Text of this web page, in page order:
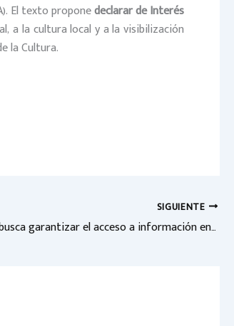
El texto proponedeclarar de Interés
a la cultura local y a la visibilización
la Cultura.
SIGUIENTE
Visto bueno al Proyecto que busca garantizar el acceso a información en la comercialización de loteos